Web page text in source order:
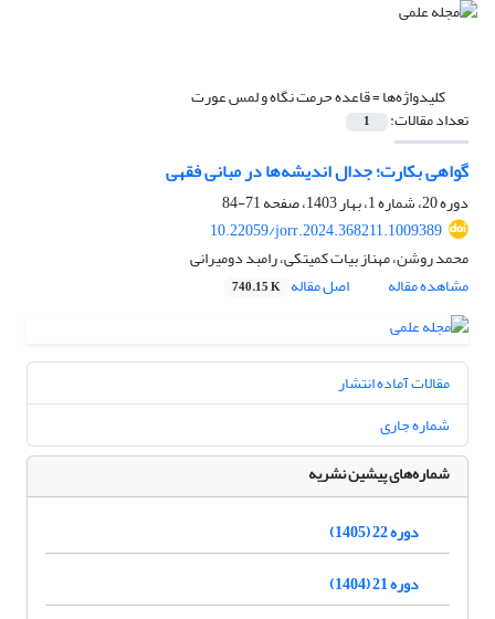
کلیدواژه‌ها =قاعده حرمت نگاه و لمس عورت
تعداد مقالات: 1
گواهی بکارت؛ جدال اندیشه‌ها در مبانی فقهی
دوره 20، شماره 1، بهار 1403، صفحه
71-84
10.22059/jorr.2024.368211.1009389
محمد روشن، مهناز بیات‌ کمیتکی، رامبد دومیرانی
مشاهده مقاله
اصل مقاله 740.15 K
مقالات آماده انتشار
شماره جاری
شماره‌های پیشین نشریه
دوره 22 (1405)
دوره 21 (1404)